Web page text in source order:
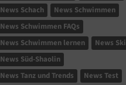
News Schach
News Schwimmen
News Schwimmen FAQs
News Schwimmen lernen
News Ski
News Süd-Shaolin
News Tanz und Trends
News Test